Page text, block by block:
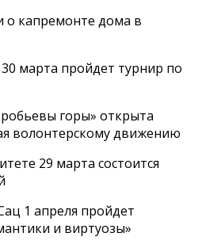
о капремонте дома в
марта пройдет турнир по
горы» открыта
волонтерскому движению
29 марта состоится
1 апреля пройдет
и виртуозы»